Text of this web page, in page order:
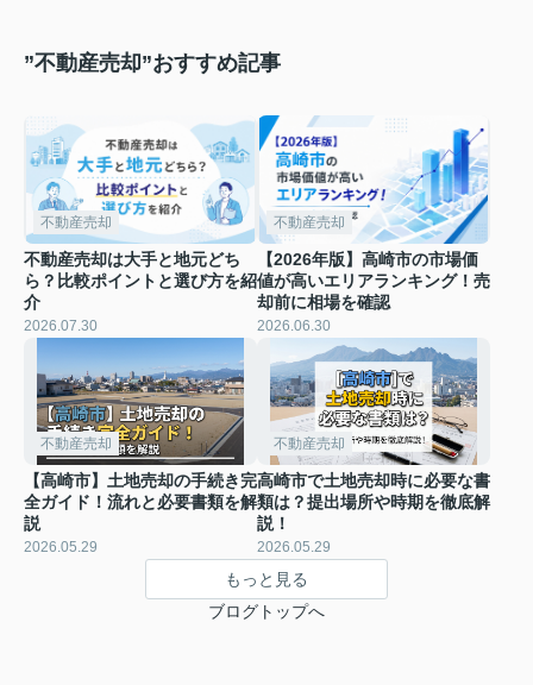
”不動産売却”おすすめ記事
不動産売却
不動産売却は大手と地元どち
ら？比較ポイントと選び方を紹
介
2026.07.30
不動産売却
【2026年版】高崎市の市場価
値が高いエリアランキング！売
却前に相場を確認
2026.06.30
不動産売却
【高崎市】土地売却の手続き完
全ガイド！流れと必要書類を解
説
2026.05.29
不動産売却
高崎市で土地売却時に必要な書
類は？提出場所や時期を徹底解
説！
2026.05.29
もっと見る
ブログトップへ